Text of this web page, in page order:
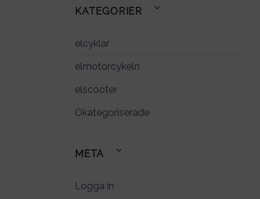
KATEGORIER
elcyklar
elmotorcykeln
elscooter
Okategoriserade
META
Logga in